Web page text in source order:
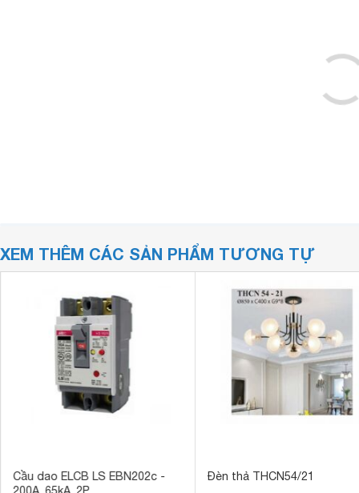
XEM THÊM CÁC SẢN PHẨM TƯƠNG TỰ
Cầu dao ELCB LS EBN202c -
Đèn thả THCN54/21